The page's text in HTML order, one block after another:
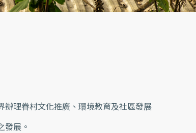
理眷村文化推廣、環境教育及社區發展
發展。